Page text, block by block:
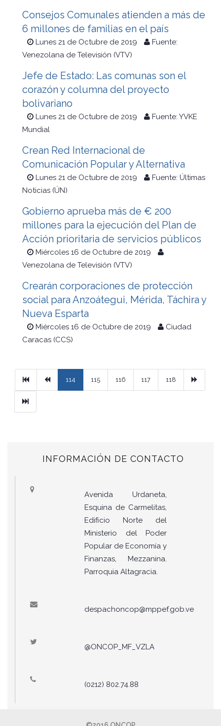
Consejos Comunales atienden a más de
6 millones de familias en el país
Lunes 21 de Octubre de 2019
Fuente:
Venezolana de Televisión (VTV)
Jefe de Estado: Las comunas son el
corazón y columna del proyecto
bolivariano
Lunes 21 de Octubre de 2019
Fuente: YVKE
Mundial
Crean Red Internacional de
Comunicación Popular y Alternativa
Lunes 21 de Octubre de 2019
Fuente: Últimas
Noticias (ÚN)
Gobierno aprueba más de € 200
millones para la ejecución del Plan de
Acción prioritaria de servicios públicos
Miércoles 16 de Octubre de 2019
Venezolana de Televisión (VTV)
Crearán corporaciones de protección
social para Anzoátegui, Mérida, Táchira y
Nueva Esparta
Miércoles 16 de Octubre de 2019
Ciudad
Caracas (CCS)
PrimeraPrevious
114 115 116 117 118
Ultimo
INFORMACIÓN DE CONTACTO
Avenida Urdaneta,
Esquina de Carmelitas,
Edificio Norte del
Ministerio del Poder
Popular de Economía y
Finanzas, Mezzanina.
Parroquia Altagracia.
despachoncop@mppef.gob.ve
@ONCOP_MF_VZLA
(0212) 802.74.88